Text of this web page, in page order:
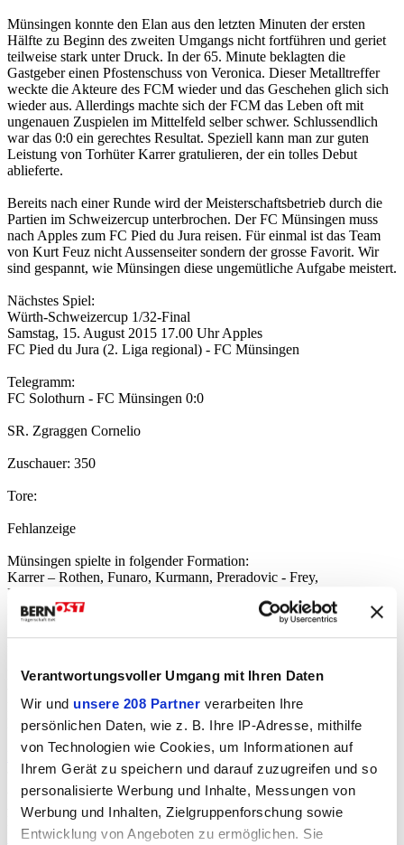
Verantwortungsvoller Umgang mit Ihren Daten
Wir und unsere 208 Partner verarbeiten Ihre
persönlichen Daten, wie z. B. Ihre IP-Adresse, mithilfe
von Technologien wie Cookies, um Informationen auf
Ihrem Gerät zu speichern und darauf zuzugreifen und so
personalisierte Werbung und Inhalte, Messungen von
Werbung und Inhalten, Zielgruppenforschung sowie
Entwicklung von Angeboten zu ermöglichen. Sie
Münsingen konnte den Elan aus den letzten Minuten der ersten
Hälfte zu Beginn des zweiten Umgangs nicht fortführen und geriet
teilweise stark unter Druck. In der 65. Minute beklagten die
Gastgeber einen Pfostenschuss von Veronica. Dieser Metalltreffer
weckte die Akteure des FCM wieder und das Geschehen glich sich
wieder aus. Allerdings machte sich der FCM das Leben oft mit
ungenauen Zuspielen im Mittelfeld selber schwer. Schlussendlich
war das 0:0 ein gerechtes Resultat. Speziell kann man zur guten
Leistung von Torhüter Karrer gratulieren, der ein tolles Debut
ablieferte.
Bereits nach einer Runde wird der Meisterschaftsbetrieb durch die
Partien im Schweizercup unterbrochen. Der FC Münsingen muss
nach Apples zum FC Pied du Jura reisen. Für einmal ist das Team
von Kurt Feuz nicht Aussenseiter sondern der grosse Favorit. Wir
sind gespannt, wie Münsingen diese ungemütliche Aufgabe meistert.
Nächstes Spiel:
Würth-Schweizercup 1/32-Final
Samstag, 15. August 2015 17.00 Uhr Apples
FC Pied du Jura (2. Liga regional) - FC Münsingen
Telegramm:
FC Solothurn - FC Münsingen 0:0
SR. Zgraggen Cornelio
Zuschauer: 350
Tore:
Fehlanzeige
Münsingen spielte in folgender Formation:
Karrer – Rothen, Funaro, Kurmann, Preradovic - Frey,
Mumenthaler (87. Rugoletti), Selmani, Lavorato – Christen (72. A.
Dreier), Gasser
Bemerkungen
Dreier Ausland, Salihi Besnik noch nicht spielberechtigt, Erzinger 2-
Frey (29.), Funaro (50.), Gasser (63.) und A. Dreier (90.) auf Seiten
FCM verwarnt
Resultate
Autor:in
A. Perlini/W. Grünig
Fehler gefunden?
Nachricht an die Redaktion